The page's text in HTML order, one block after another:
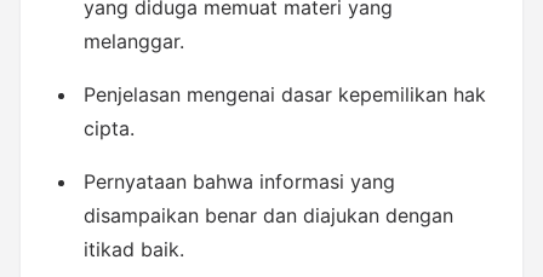
yang diduga memuat materi yang
melanggar.
Penjelasan mengenai dasar kepemilikan hak
cipta.
Pernyataan bahwa informasi yang
disampaikan benar dan diajukan dengan
itikad baik.